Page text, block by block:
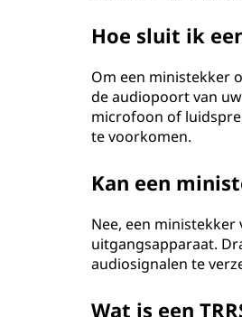
Hoe sluit ik
Om een ministekker
de audiopoort van
microfoon of
te voorkomen.
Kan een
Nee, een
uitgangsapparaat.
audiosignalen te
Wat is een